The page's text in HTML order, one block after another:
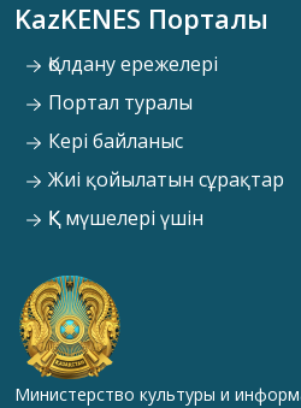
KazKENES Порталы
Қолдану ережелері
Портал туралы
Кері байланыс
Жиі қойылатын сұрақтар
ҚК мүшелері үшін
Министерство культуры и